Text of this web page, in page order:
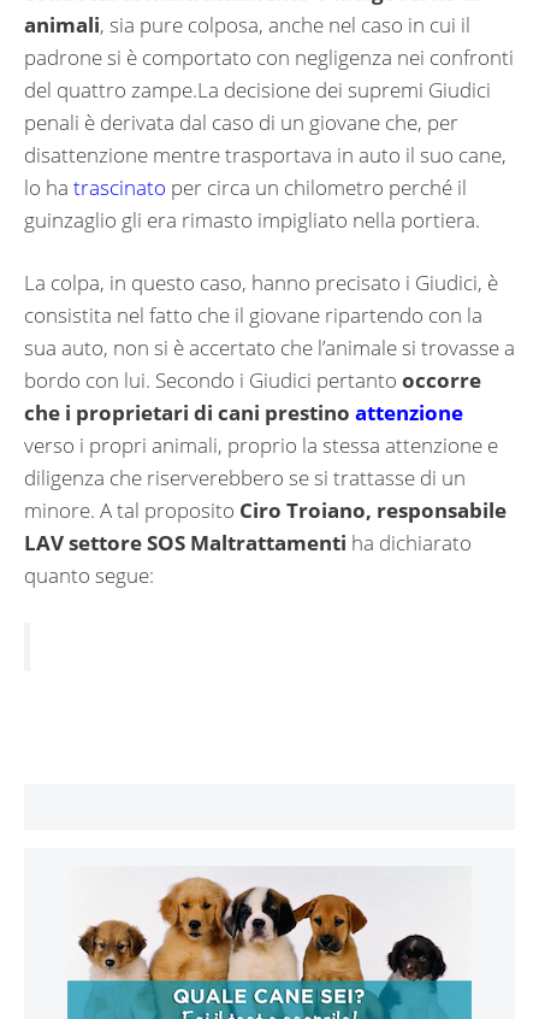
animali, sia pure colposa, anche nel caso in cui il
padrone si è comportato con negligenza nei confronti
del quattro zampe.La decisione dei supremi Giudici
penali è derivata dal caso di un giovane che, per
disattenzione mentre trasportava in auto il suo cane,
lo ha trascinato per circa un chilometro perché il
guinzaglio gli era rimasto impigliato nella portiera.
La colpa, in questo caso, hanno precisato i Giudici, è
consistita nel fatto che il giovane ripartendo con la
sua auto, non si è accertato che l’animale si trovasse a
bordo con lui. Secondo i Giudici pertanto occorre
che i proprietari di cani prestino attenzione
verso i propri animali, proprio la stessa attenzione e
diligenza che riserverebbero se si trattasse di un
minore. A tal proposito Ciro Troiano, responsabile
LAV settore SOS Maltrattamenti ha dichiarato
quanto segue: